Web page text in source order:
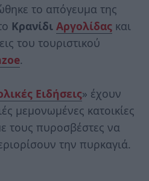
το απόγευμα της
Κρανίδι Αργολίδας και
του τουριστικού
.
Ειδήσεις» έχουν
μεμονωμένες κατοικίες
τους πυροσβέστες να
την πυρκαγιά.